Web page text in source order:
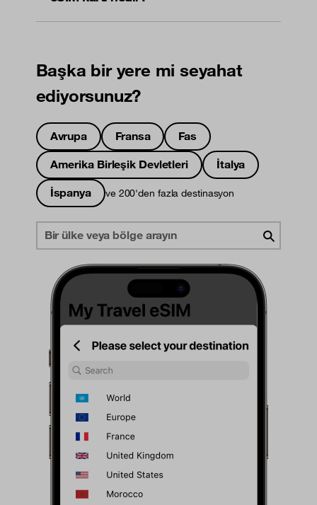
Başka bir yere mi seyahat
ediyorsunuz?
Avrupa Fransa
Fas
Amerika Birleşik Devletleri
İtalya
İspanya
ve 200'den fazla destinasyon